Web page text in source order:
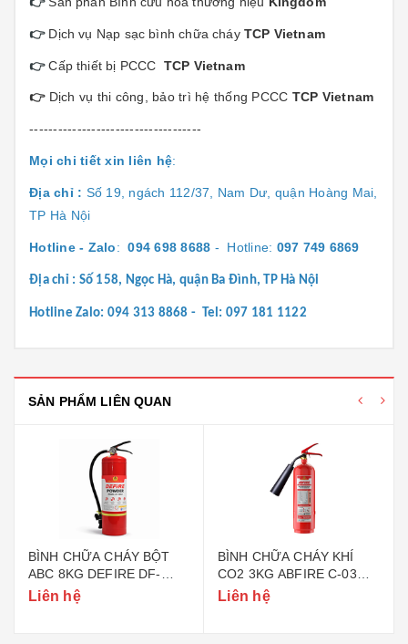
👉 Dịch vụ Nạp sạc bình chữa cháy TCP Vietnam
👉Cấp thiết bị PCCC TCP Vietnam
👉 Dịch vụ thi công, bảo trì hệ thống PCCC TCP Vietnam
------------------------------------
Mọi chi tiết xin liên hệ:
Địa chỉ : Số 19, ngách 112/37, Nam Dư, quận Hoàng Mai,
TP Hà Nội
Hotline - Zalo:094 698 8688 - Hotline: 097 749 6869
Địa chỉ : Số 158, Ngọc Hà, quận Ba Đình, TP Hà Nội
Hotline Zalo: 094 313 8868 - Tel: 097 181 1122
SẢN PHẨM LIÊN QUAN
BÌNH CHỮA CHÁY BỘT
ABC 8KG DEFIRE DF-
ABC8 (BỘ CÔNG AN)
Liên hệ
BÌNH CHỮA CHÁY KHÍ
CO2 3KG ABFIRE C-03
(TEM BỘ CÔNG AN)
Liên hệ